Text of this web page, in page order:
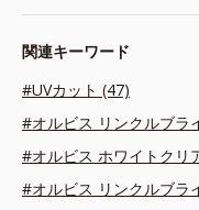
関連キーワード
#UVカット (47)
#オルビス リンクルブラ
#オルビス ホワイトクリ
#オルビス リンクルブラ